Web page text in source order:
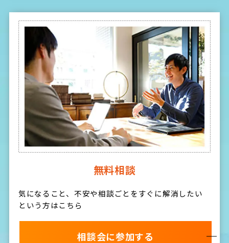
無料相談
気になること、不安や相談ごとをすぐに解消したい
という方はこちら
相談会に参加する